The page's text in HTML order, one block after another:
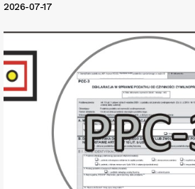
2026-07-17